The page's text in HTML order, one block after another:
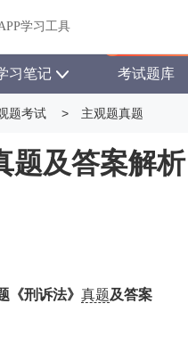
们 帮助中心
学习工具
习笔记 考试题库
题考试 > 主观题真题
题及答案解
《刑诉法》 真题及答案